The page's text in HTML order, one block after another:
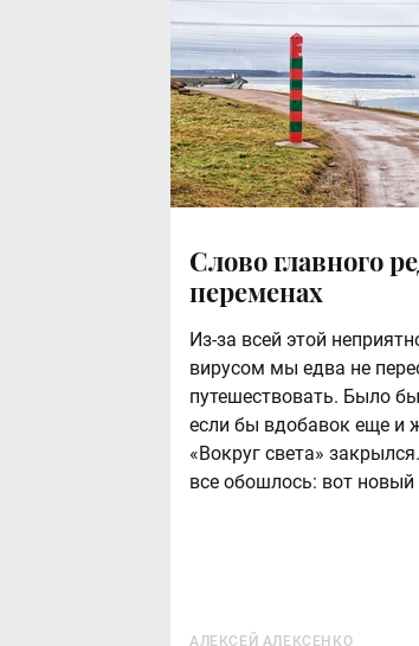
Слово главного
переменах
Из-за всей этой
вирусом мы едва не
путешествовать. Было
если бы вдобавок еще и
«Вокруг света»
все обошлось: вот
АЛЕКСЕЙ АЛЕКСЕНКО